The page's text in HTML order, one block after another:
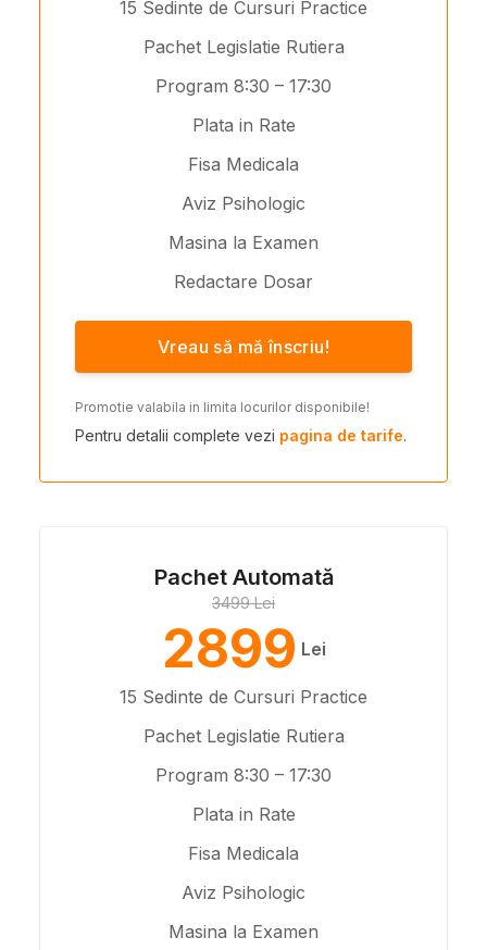
15 Sedinte de Cursuri Practice
Pachet Legislatie Rutiera
Program 8:30 – 17:30
Plata in Rate
Fisa Medicala
Aviz Psihologic
Masina la Examen
Redactare Dosar
Vreau să mă înscriu!
Promotie valabila in limita locurilor disponibile!
Pentru detalii complete vezi pagina de tarife.
Pachet Automată
3499 Lei
2899 Lei
15 Sedinte de Cursuri Practice
Pachet Legislatie Rutiera
Program 8:30 – 17:30
Plata in Rate
Fisa Medicala
Aviz Psihologic
Masina la Examen